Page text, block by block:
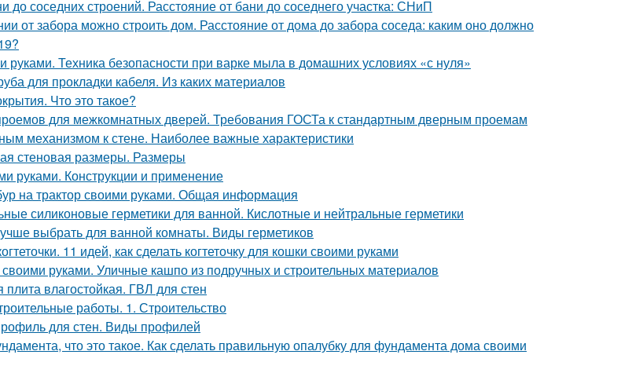
до соседних строений. Расстояние от бани до соседнего участка: СНиП
от забора можно строить дом. Расстояние от дома до забора соседа: каким оно должно
Техника безопасности при варке мыла в домашних условиях «с нуля»
для прокладки кабеля. Из каких материалов
Что это такое?
для межкомнатных дверей. Требования ГОСТа к стандартным дверным проемам
механизмом к стене. Наиболее важные характеристики
стеновая размеры. Размеры
руками. Конструкции и применение
на трактор своими руками. Общая информация
силиконовые герметики для ванной. Кислотные и нейтральные герметики
выбрать для ванной комнаты. Виды герметиков
11 идей, как сделать когтеточку для кошки своими руками
руками. Уличные кашпо из подручных и строительных материалов
плита влагостойкая. ГВЛ для стен
работы. 1. Строительство
для стен. Виды профилей
что это такое. Как сделать правильную опалубку для фундамента дома своими